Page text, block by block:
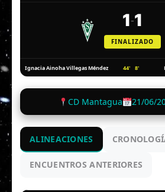
1-1
FINALIZADO
Ignacia Ainoha Villegas Méndez 44' 8'
CD Mantagua 21/06/
ALINEACIONES
ENCUENTROS ANTERIORES